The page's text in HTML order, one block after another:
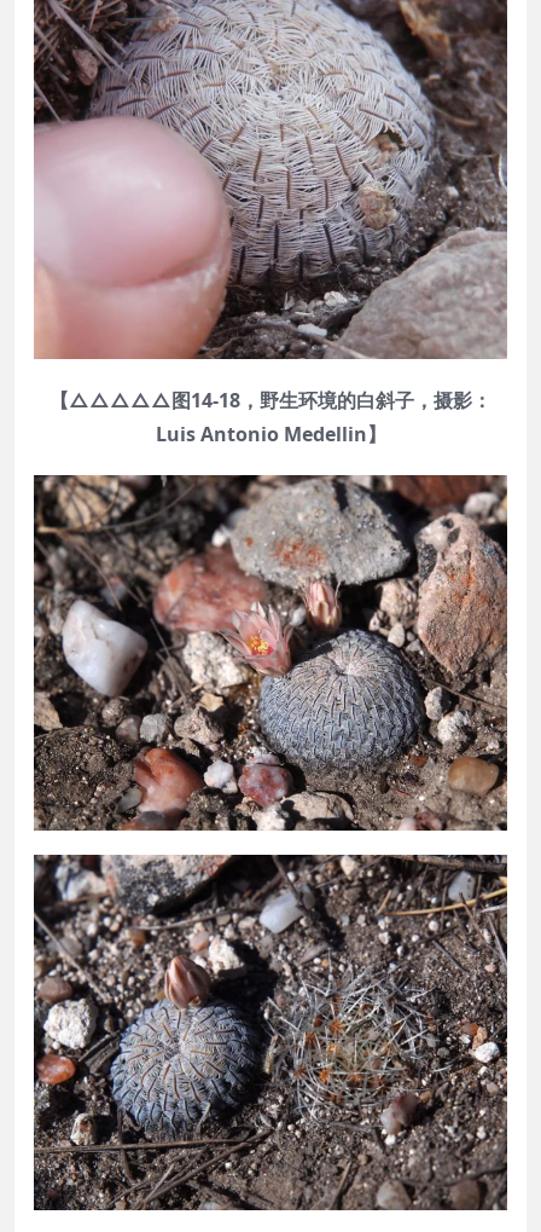
【△△△△△图14-18，野生环境的白斜子，摄影：
Luis Antonio Medellin】